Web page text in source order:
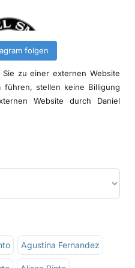
folgen
zu einer externen Website
führen, stellen keine Billigung
Website durch Daniel
Agustina Fernandez